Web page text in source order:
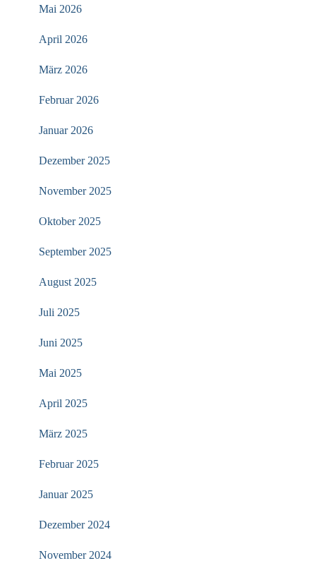
Mai 2026
April 2026
März 2026
Februar 2026
Januar 2026
Dezember 2025
November 2025
Oktober 2025
September 2025
August 2025
Juli 2025
Juni 2025
Mai 2025
April 2025
März 2025
Februar 2025
Januar 2025
Dezember 2024
November 2024